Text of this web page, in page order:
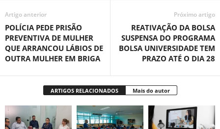
Artigo anterior
POLÍCIA PEDE PRISÃO
PREVENTIVA DE MULHER
QUE ARRANCOU LÁBIOS DE
OUTRA MULHER EM BRIGA
Próximo artigo
REATIVAÇÃO DA BOLSA
SUSPENSA DO PROGRAMA
BOLSA UNIVERSIDADE TEM
PRAZO ATÉ O DIA 28
ARTIGOS RELACIONADOS Mais do autor